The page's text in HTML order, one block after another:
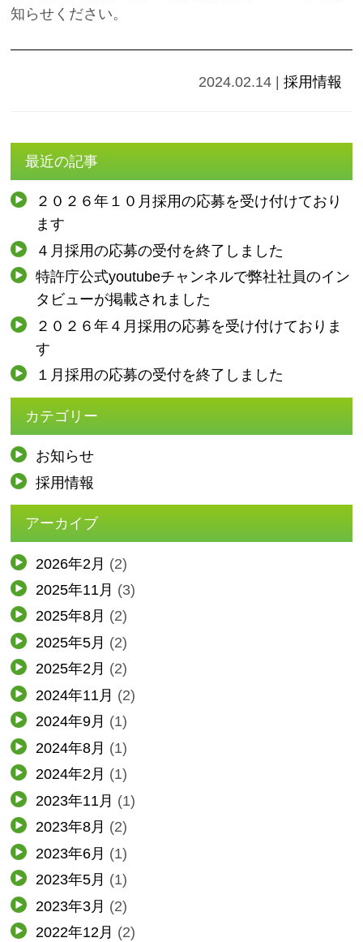
知らせください。
2024.02.14 |採用情報
最近の記事
２０２６年１０月採用の応募を受け付けており
ます
４月採用の応募の受付を終了しました
特許庁公式youtubeチャンネルで弊社社員のイン
タビューが掲載されました
２０２６年４月採用の応募を受け付けておりま
す
１月採用の応募の受付を終了しました
カテゴリー
お知らせ
採用情報
アーカイブ
2026年2月 (2)
2025年11月 (3)
2025年8月 (2)
2025年5月 (2)
2025年2月 (2)
2024年11月 (2)
2024年9月 (1)
2024年8月 (1)
2024年2月 (1)
2023年11月 (1)
2023年8月 (2)
2023年6月 (1)
2023年5月 (1)
2023年3月 (2)
2022年12月 (2)